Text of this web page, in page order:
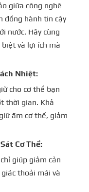
giữa công nghệ
đồng hành tin cậy
nước. Hãy cùng
và lợi ích mà
Nhiệt:
cho cơ thể bạn
thời gian. Khả
ấm cơ thể, giảm
Cơ Thể:
giúp giảm cản
thoải mái và